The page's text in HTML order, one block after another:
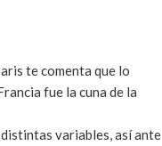
te comenta que lo
fue la cuna de la
variables, así ante